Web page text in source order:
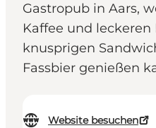
Gastropub in Aars,
Kaffee und
knusprigen
Fassbier genießen
Website besuchen